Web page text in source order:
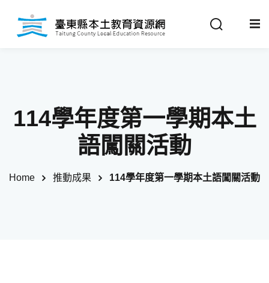
新消息
114學年度第一學期本土
語闖關活動
Home 推動成果 114學年度第一學期本土語闖關活動
Sign in Sign up